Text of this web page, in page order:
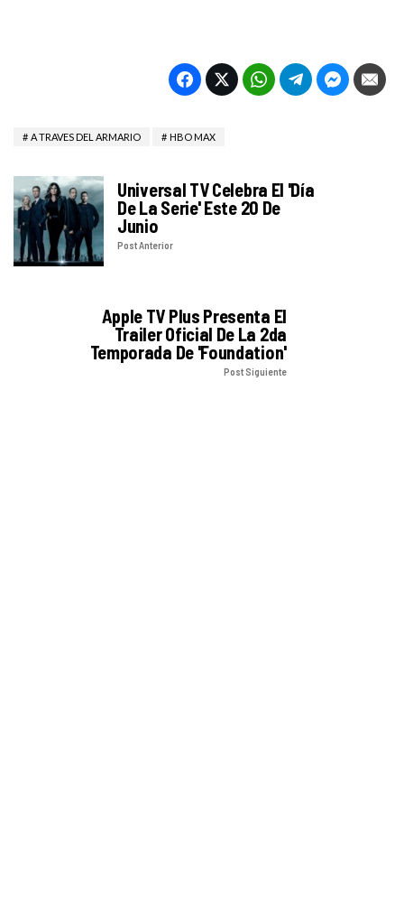
A TRAVES DEL ARMARIO HBO MAX
Universal TV Celebra El 'Día
De La Serie' Este 20 De
Junio
Post Anterior
Apple TV Plus Presenta El
Trailer Oficial De La 2da
Temporada De 'Foundation'
Post Siguiente